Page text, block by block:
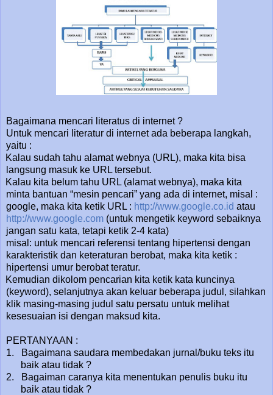
Bagaimana mencari literatus di internet ?
Untuk mencari literatur di internet ada beberapa langkah,
yaitu :
Kalau sudah tahu alamat webnya (URL), maka kita bisa
langsung masuk ke URL tersebut.
Kalau kita belum tahu URL (alamat webnya), maka kita
minta bantuan “mesin pencari” yang ada di internet, misal :
google, maka kita ketik URL : http://www.google.co.id atau
http://www.google.com (untuk mengetik keyword sebaiknya
jangan satu kata, tetapi ketik 2-4 kata)
misal: untuk mencari referensi tentang hipertensi dengan
karakteristik dan keteraturan berobat, maka kita ketik :
hipertensi umur berobat teratur.
Kemudian dikolom pencarian kita ketik kata kuncinya
(keyword), selanjutnya akan keluar beberapa judul, silahkan
klik masing-masing judul satu persatu untuk melihat
kesesuaian isi dengan maksud kita.
PERTANYAAN :
1.
Bagaimana saudara membedakan jurnal/buku teks itu
baik atau tidak ?
2.
Bagaiman caranya kita menentukan penulis buku itu
baik atau tidak ?